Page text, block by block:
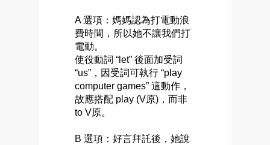
A 選項：媽媽認為打電動浪
費時間，所以她不讓我們打
電動。
使役動詞 “let” 後面加受詞
“us”，因受詞可執行 “play
computer games” 這動作，
故應搭配 play (V原)，而非
to V原。
B 選項：好言拜託後，她說